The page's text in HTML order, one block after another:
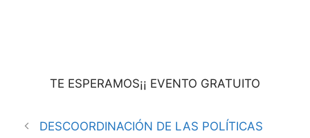
TE ESPERAMOS¡¡ EVENTO GRATUITO
DESCOORDINACIÓN DE LAS POLÍTICAS